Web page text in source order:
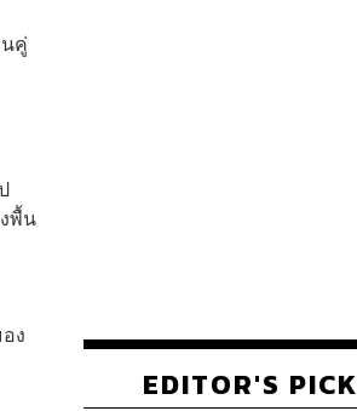
คู่
พื้น
ง
EDITOR'S PICK